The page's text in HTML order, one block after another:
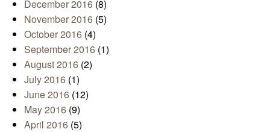
December 2016 (8)
November 2016 (5)
October 2016 (4)
September 2016 (1)
August 2016 (2)
July 2016 (1)
June 2016 (12)
May 2016 (9)
April 2016 (5)